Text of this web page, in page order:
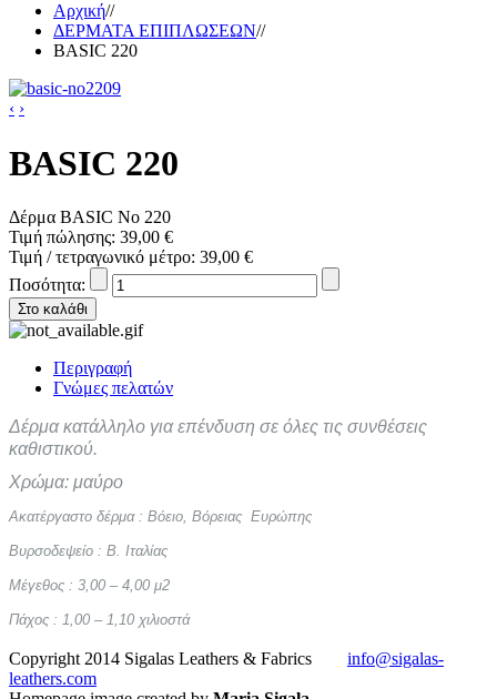
Αρχική//
ΔΕΡΜΑΤΑ ΕΠΙΠΛΩΣΕΩΝ//
BASIC 220
‹ ›
BASIC 220
Δέρμα BASIC No 220
Τιμή πώλησης: 39,00 €
Τιμή / τετραγωνικό μέτρο: 39,00 €
Ποσότητα:
Περιγραφή
Γνώμες πελατών
Δέρμα κατάλληλο για επένδυση σε όλες τις συνθέσεις
καθιστικού.
Χρώμα: μαύρο
Ακατέργαστο δέρμα : Βόειο, Βόρειας Ευρώπης
Βυρσοδεψείο : Β. Ιταλίας
Μέγεθος : 3,00 – 4,00 μ2
Πάχος : 1,00 – 1,10 χιλιοστά
Copyright 2014 Sigalas Leathers & Fabrics info@sigalas-
leathers.com